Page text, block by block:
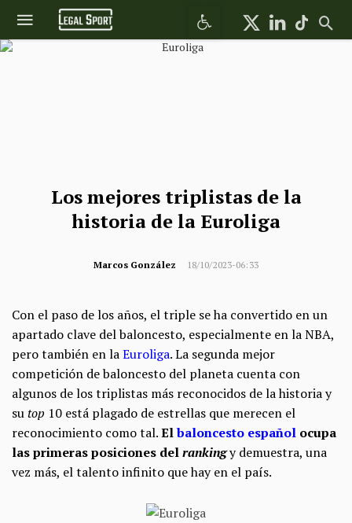
Abrir barra de herramientas
Los mejores triplistas de la
historia de la Euroliga
Marcos González 18/10/2023-06:33
Con el paso de los años, el triple se ha convertido en un
apartado clave del baloncesto, especialmente en la NBA,
pero también en laEuroliga. La segunda mejor
competición de baloncesto del planeta cuenta con
algunos de los triplistas más reconocidos de la historia y
sutop 10 está plagado de estrellas que merecen el
reconocimiento como tal.Elbaloncesto español ocupa
las primeras posiciones delrankingy demuestra, una
vez más, el talento infinito que hay en el país.